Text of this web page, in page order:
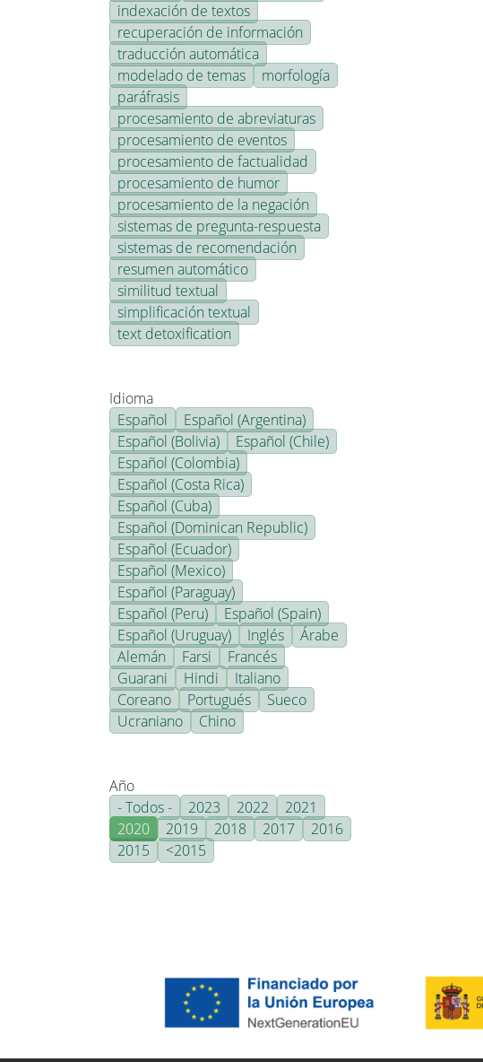
indexación de textos
recuperación de información
traducción automática
modelado de temas
morfología
paráfrasis
procesamiento de abreviaturas
procesamiento de eventos
procesamiento de factualidad
procesamiento de humor
procesamiento de la negación
sistemas de pregunta-respuesta
sistemas de recomendación
resumen automático
similitud textual
simplificación textual
text detoxification
Idioma
Español
Español (Argentina)
Español (Bolivia)
Español (Chile)
Español (Colombia)
Español (Costa Rica)
Español (Cuba)
Español (Dominican Republic)
Español (Ecuador)
Español (Mexico)
Español (Paraguay)
Español (Peru)
Español (Spain)
Español (Uruguay)
Inglés
Árabe
Alemán
Farsi
Francés
Guarani
Hindi
Italiano
Coreano
Portugués
Sueco
Ucraniano
Chino
Año
- Todos -
2023 2022
2021
2020
2019 2018 2017
2016
2015
<2015